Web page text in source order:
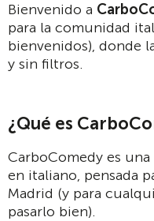
Bienvenido a
para la comunidad
bienvenidos), donde
y sin filtros.
¿Qué es
CarboComedy es
en italiano, pensada
Madrid (y para
pasarlo bien).